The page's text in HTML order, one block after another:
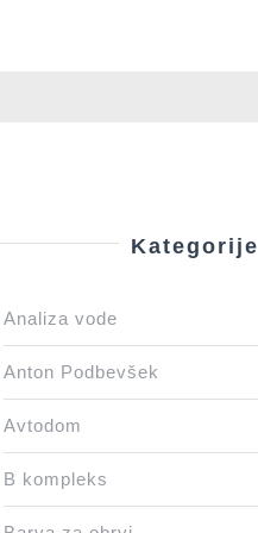
Kategorije
Analiza vode
Anton Podbevšek
Avtodom
B kompleks